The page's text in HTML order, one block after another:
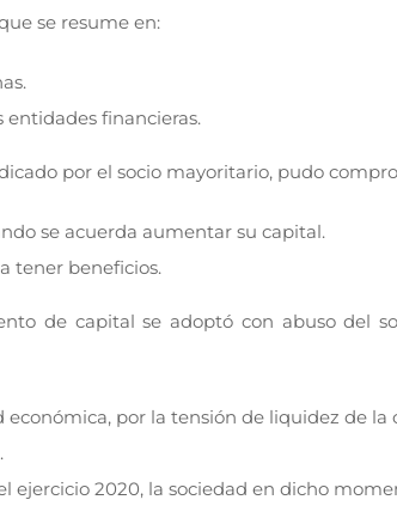
se resume en:
entidades financieras.
por el socio mayoritario, pudo
se acuerda aumentar su capital.
tener beneficios.
de capital se adoptó con abuso del
por la tensión de liquidez de la
ejercicio 2020, la sociedad en dicho